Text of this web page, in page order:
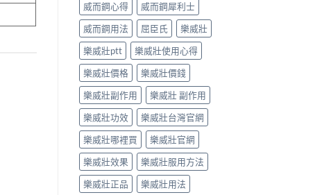
威而鋼心得
威而鋼犀利士
威而鋼用法
屈臣氏
樂威壯
樂威壯ptt
樂威壯使用心得
樂威壯價格
樂威壯價錢
樂威壯副作用
樂威壯 副作用
樂威壯功效
樂威壯台灣官網
樂威壯哪裡買
樂威壯官網
樂威壯效果
樂威壯服用方法
樂威壯正品
樂威壯用法